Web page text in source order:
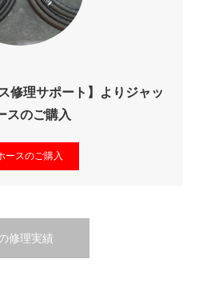
修理サポート】よりジャッ
スのご購入
ースのご購入
修理実績